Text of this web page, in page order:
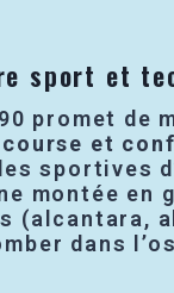
sport et
promet de
et
sportives
montée en
(alcantara,
dans